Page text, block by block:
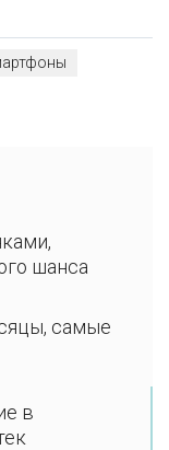
шанса
самые
в